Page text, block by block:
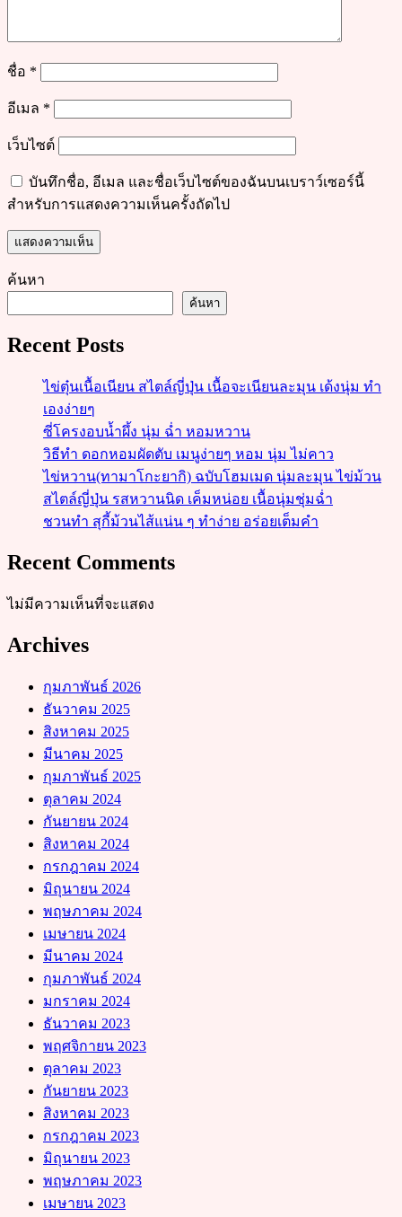
ชื่อ *
อีเมล *
เว็บไซต์
บันทึกชื่อ, อีเมล และชื่อเว็บไซต์ของฉันบนเบราว์เซอร์นี้
สำหรับการแสดงความเห็นครั้งถัดไป
ค้นหา
ค้นหา
Recent Posts
ไข่ตุ๋นเนื้อเนียน สไตล์ญี่ปุ่น เนื้อจะเนียนละมุน เด้งนุ่ม ทำ
เองง่ายๆ
ซี่โครงอบน้ำผึ้ง นุ่ม ฉ่ำ หอมหวาน
วิธีทำ ดอกหอมผัดตับ เมนูง่ายๆ หอม นุ่ม ไม่คาว
ไข่หวาน(ทามาโกะยากิ) ฉบับโฮมเมด นุ่มละมุน ไข่ม้วน
สไตล์ญี่ปุ่น รสหวานนิด เค็มหน่อย เนื้อนุ่มชุ่มฉ่ำ
ชวนทำ สุกี้ม้วนไส้แน่น ๆ ทำง่าย อร่อยเต็มคำ
Recent Comments
ไม่มีความเห็นที่จะแสดง
Archives
กุมภาพันธ์ 2026
ธันวาคม 2025
สิงหาคม 2025
มีนาคม 2025
กุมภาพันธ์ 2025
ตุลาคม 2024
กันยายน 2024
สิงหาคม 2024
กรกฎาคม 2024
มิถุนายน 2024
พฤษภาคม 2024
เมษายน 2024
มีนาคม 2024
กุมภาพันธ์ 2024
มกราคม 2024
ธันวาคม 2023
พฤศจิกายน 2023
ตุลาคม 2023
กันยายน 2023
สิงหาคม 2023
กรกฎาคม 2023
มิถุนายน 2023
พฤษภาคม 2023
เมษายน 2023